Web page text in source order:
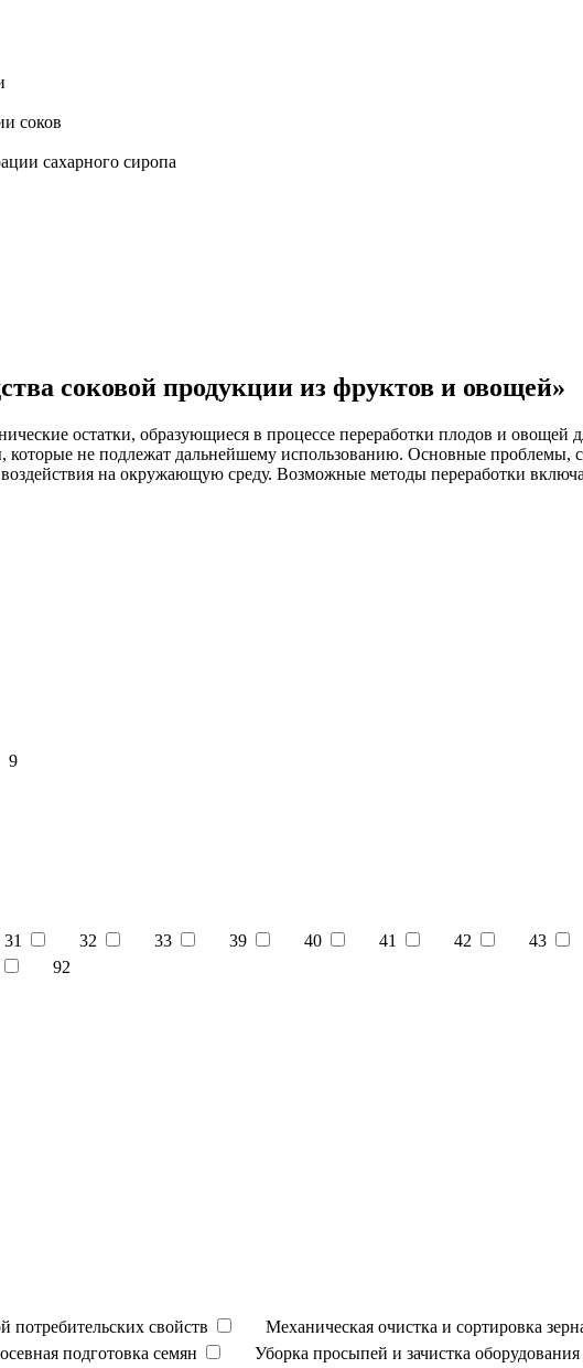
соков
сахарного сиропа
соковой продукции из фруктов и овощей»
остатки, образующиеся в процессе переработки плодов и овощей
не подлежат дальнейшему использованию. Основные проблемы,
на окружающую среду. Возможные методы переработки
9
31 32 33 39 40 41 42 43
92
потребительских свойств Механическая очистка и сортировка
подготовка семян Уборка просыпей и зачистка оборудования